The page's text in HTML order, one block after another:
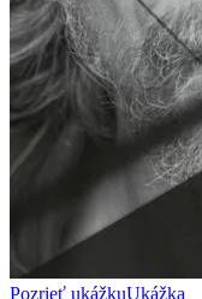
Pozrieť ukážkuUkážka